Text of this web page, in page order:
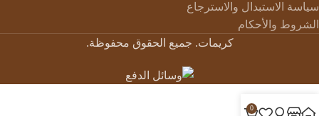
سياسة الاستبدال والاسترجاع
الشروط والأحكام
كريمات. جميع الحقوق محفوظة.
0